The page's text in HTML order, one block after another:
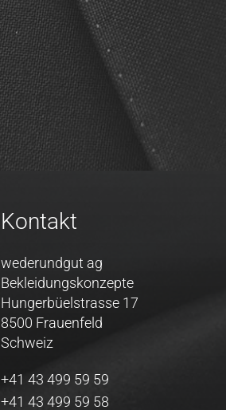
Kontakt
wederundgut ag
Bekleidungskonzepte
Hungerbüelstrasse 17
8500 Frauenfeld
Schweiz
+41 43 499 59 59
+41 43 499 59 58